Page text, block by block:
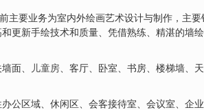
主要业务为室内外绘画艺术设计与制作，主要
更新手绘技术和质量、凭借熟练、精湛的墙
面、
儿童房 、客厅、卧室、书房、楼梯墙、
公区域、休闲区、会客接待室、会议室、企